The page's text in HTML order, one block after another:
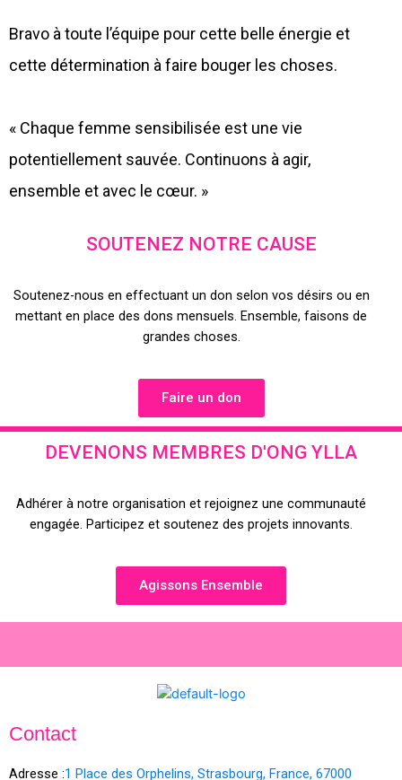
Bravo à toute l’équipe pour cette belle énergie et
cette détermination à faire bouger les choses.
« Chaque femme sensibilisée est une vie
potentiellement sauvée. Continuons à agir,
ensemble et avec le cœur. »
SOUTENEZ NOTRE CAUSE
Soutenez-nous en effectuant un don selon vos désirs ou en
mettant en place des dons mensuels. Ensemble, faisons de
grandes choses.
Faire un don
DEVENONS MEMBRES D'ONG YLLA
Adhérer à notre organisation et rejoignez une communauté
engagée. Participez et soutenez des projets innovants.
Agissons Ensemble
Contact
Adresse :1 Place des Orphelins, Strasbourg, France, 67000